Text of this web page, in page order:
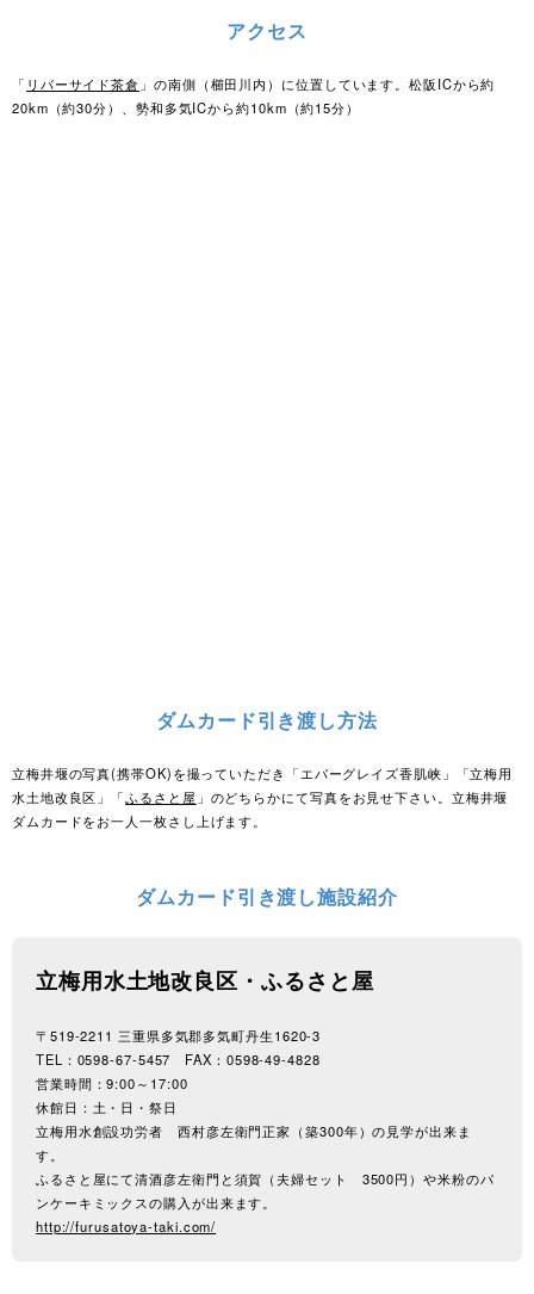
アクセス
「 リバーサイド茶倉 」の南側（櫛田川内）に位置しています。松阪ICから約
20km（約30分）、勢和多気ICから約10km（約15分）
ダムカード引き渡し方法
立梅井堰の写真(携帯OK)を撮っていただき 「エバーグレイズ香肌峡」「立梅用
水土地改良区」「ふるさと屋 」のどちらかにて写真をお見せ下さい。立梅井堰
ダムカードをお一人一枚さし上げます。
ダムカード引き渡し施設紹介
立梅用水土地改良区・ふるさと屋
〒519-2211 三重県多気郡多気町丹生1620-3
TEL：0598-67-5457 FAX：0598-49-4828
営業時間：9:00～17:00
休館日：土・日・祭日
立梅用水創設功労者 西村彦左衛門正家（築300年）の見学が出来ま
す。
ふるさと屋にて清酒彦左衛門と須賀（夫婦セット 3500円）や米粉のパ
ンケーキミックスの購入が出来ます。
http://furusatoya-taki.com/